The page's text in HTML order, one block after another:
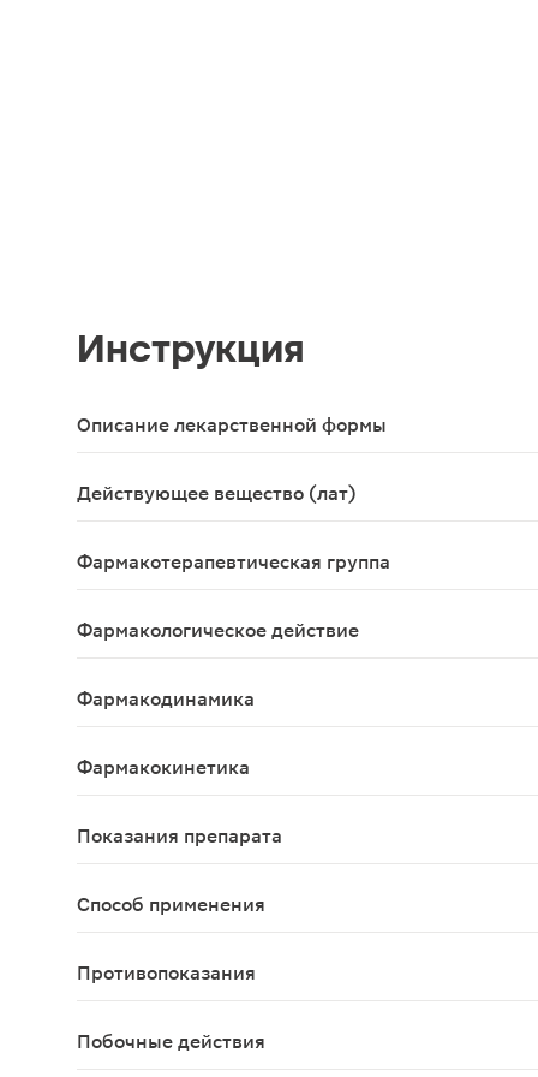
Инструкция
Описание лекарственной формы
Капли глазные в виде прозрачного раствора
Действующее вещество (лат)
Фармакотерапевтическая группа
Фармакологическое действие
Фармакодинамика
Фармакокинетика
Всасывание Бромфенак эффективно проникает
Показания препарата
Симптоматическое лечение неинфекционных
Способ применения
Противопоказания
повышенная чувствительность к любому
Побочные действия